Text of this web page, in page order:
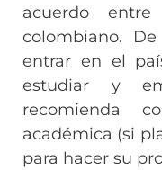
acuerdo
colombiano.
entrar en el
estudiar y
recomienda
académica (si
para hacer su